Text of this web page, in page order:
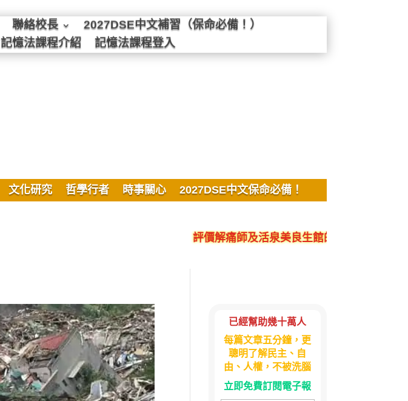
聯絡校長
2027DSE中文補習（保命必備！）
記憶法課程介紹 記憶法課程登入
文化研究 哲學行者 時事關心 2027DSE中文保命必備！
評價解痛師及活泉美良生館的不良銷售、呃人
已經幫助幾十萬人
每篇文章五分鐘，更
聰明了解民主、自
由、人權，不被洗腦
立即免費訂閱電子報